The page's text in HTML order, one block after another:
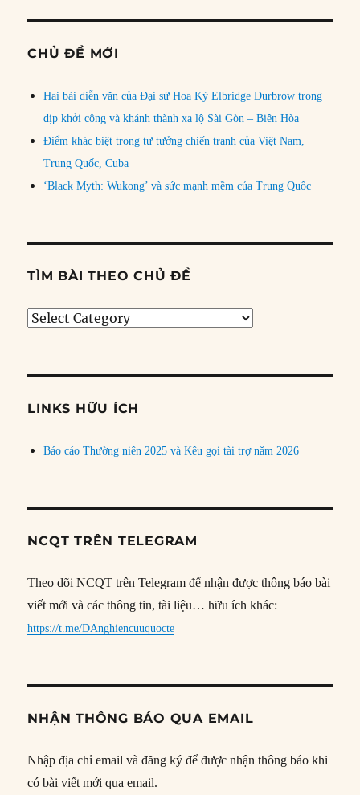
CHỦ ĐỀ MỚI
Hai bài diễn văn của Đại sứ Hoa Kỳ Elbridge Durbrow trong
dịp khởi công và khánh thành xa lộ Sài Gòn – Biên Hòa
Điểm khác biệt trong tư tưởng chiến tranh của Việt Nam,
Trung Quốc, Cuba
‘Black Myth: Wukong’ và sức mạnh mềm của Trung Quốc
TÌM BÀI THEO CHỦ ĐỀ
Tìm
đề
LINKS HỮU ÍCH
Báo cáo Thường niên 2025 và Kêu gọi tài trợ năm 2026
NCQT TRÊN TELEGRAM
Theo dõi NCQT trên Telegram để nhận được thông báo bài
viết mới và các thông tin, tài liệu… hữu ích khác:
https://t.me/DAnghiencuuquocte
NHẬN THÔNG BÁO QUA EMAIL
Nhập địa chỉ email và đăng ký để được nhận thông báo khi
có bài viết mới qua email.